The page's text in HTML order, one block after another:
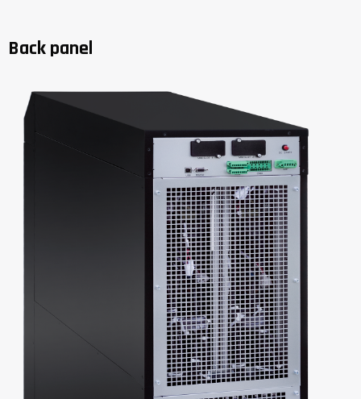
Back panel